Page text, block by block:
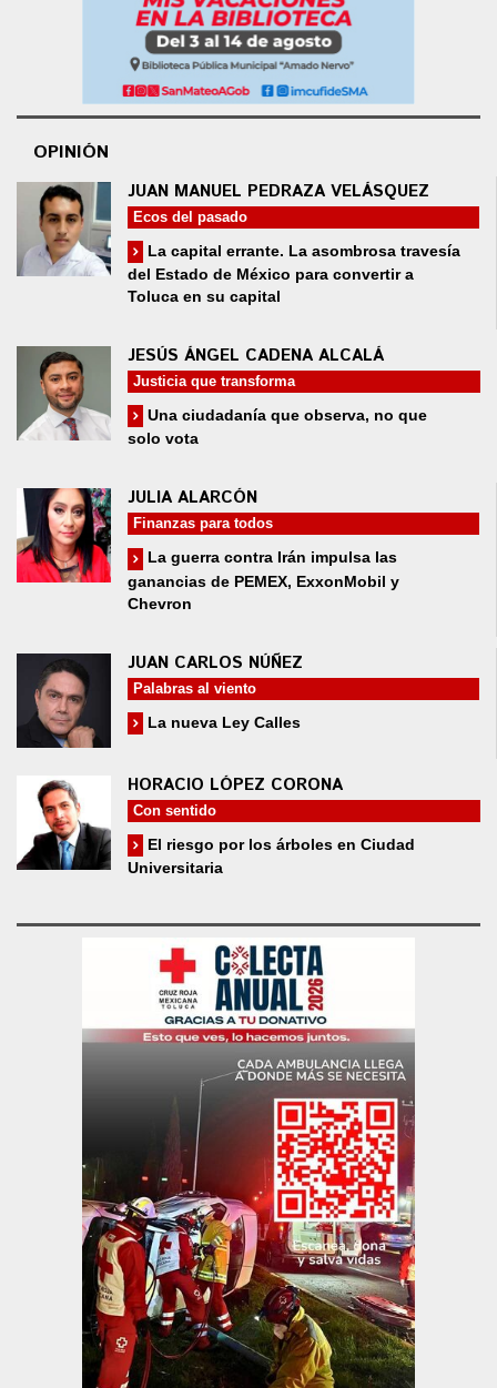
OPINIÓN
JUAN MANUEL PEDRAZA VELÁSQUEZ
Ecos del pasado
La capital errante. La asombrosa travesía
del Estado de México para convertir a
Toluca en su capital
JESÚS ÁNGEL CADENA ALCALÁ
Justicia que transforma
Una ciudadanía que observa, no que
solo vota
JULIA ALARCÓN
Finanzas para todos
La guerra contra Irán impulsa las
ganancias de PEMEX, ExxonMobil y
Chevron
JUAN CARLOS NÚÑEZ
Palabras al viento
La nueva Ley Calles
HORACIO LÓPEZ CORONA
Con sentido
El riesgo por los árboles en Ciudad
Universitaria